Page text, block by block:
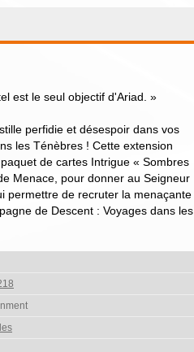
est le seul objectif d'Ariad. »
perfidie et désespoir dans vos
les Ténèbres ! Cette extension
de cartes Intrigue « Sombres
Menace, pour donner au Seigneur
permettre de recruter la menaçante
de Descent : Voyages dans les